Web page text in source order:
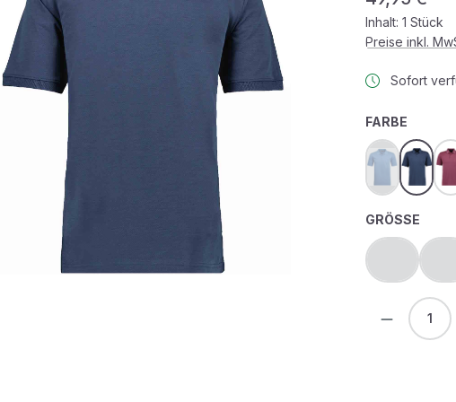
Inhalt: 1 Stück
Preise inkl.
Sofort
FARBE
aqua
(Dieseazur
GRÖSSE
(Diese